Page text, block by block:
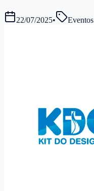
22/07/2025• Eventos